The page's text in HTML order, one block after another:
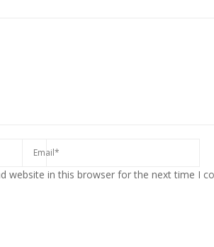
website in this browser for the next time I